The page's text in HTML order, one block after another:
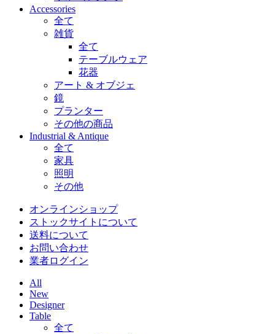
Accessories
全て
雑貨
全て
テーブルウェア
花器
アート & オブジェ
鏡
プランター
その他の商品
Industrial & Antique
全て
家具
照明
その他
オンラインショップ
ストックサイトについて
送料について
お問い合わせ
業者ログイン
All
New
Designer
Table
全て